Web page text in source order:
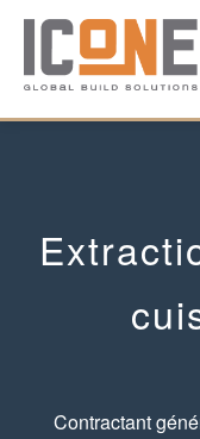
Contractant